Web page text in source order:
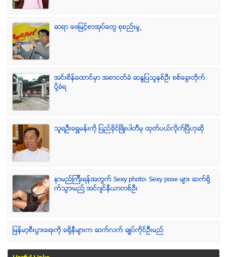
ဆရာ ေဖျမင့္စာအုပ္ေတြ စုစည္းမူ႕
အင္းစိန္ေထာင္မွာ အစာငတ္ခံ ဆႏၵျပသူႏွစ္ဦး စစ္ေခြးတုိက္
ပုိ႔ခံရ
သူရဦးေရႊမန္းကို ျပည္ခိုင္ျဖိဳးပါတီမွ ထုတ္ပယ္လိုက္ျပီဟုဆို
နာမည္ၾကီးရန္အတြက္ Sexy photo၊ Sexy pose မ်ား ဆက္ရို
က္သြားမည္႔ အင္ဂ်င္နီယာတစ္ဦး
ျမန္မာ့စီးပြားေရးကို ခရိုနီမ်ားက ဆက္လက္ ခ်ဳပ္ကိုင္ဥိီးမည္